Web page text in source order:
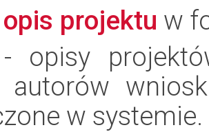
projektu w
opisy
autorów
w systemie.